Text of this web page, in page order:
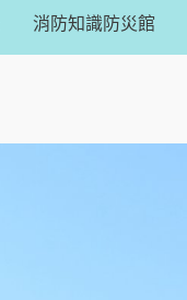
消防知識防災館